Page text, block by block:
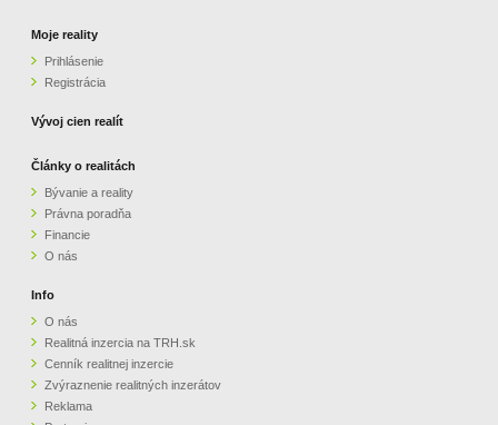
Moje reality
Prihlásenie
Registrácia
Vývoj cien realít
Články o realitách
Bývanie a reality
Právna poradňa
Financie
O nás
Info
O nás
Realitná inzercia na TRH.sk
Cenník realitnej inzercie
Zvýraznenie realitných inzerátov
Reklama